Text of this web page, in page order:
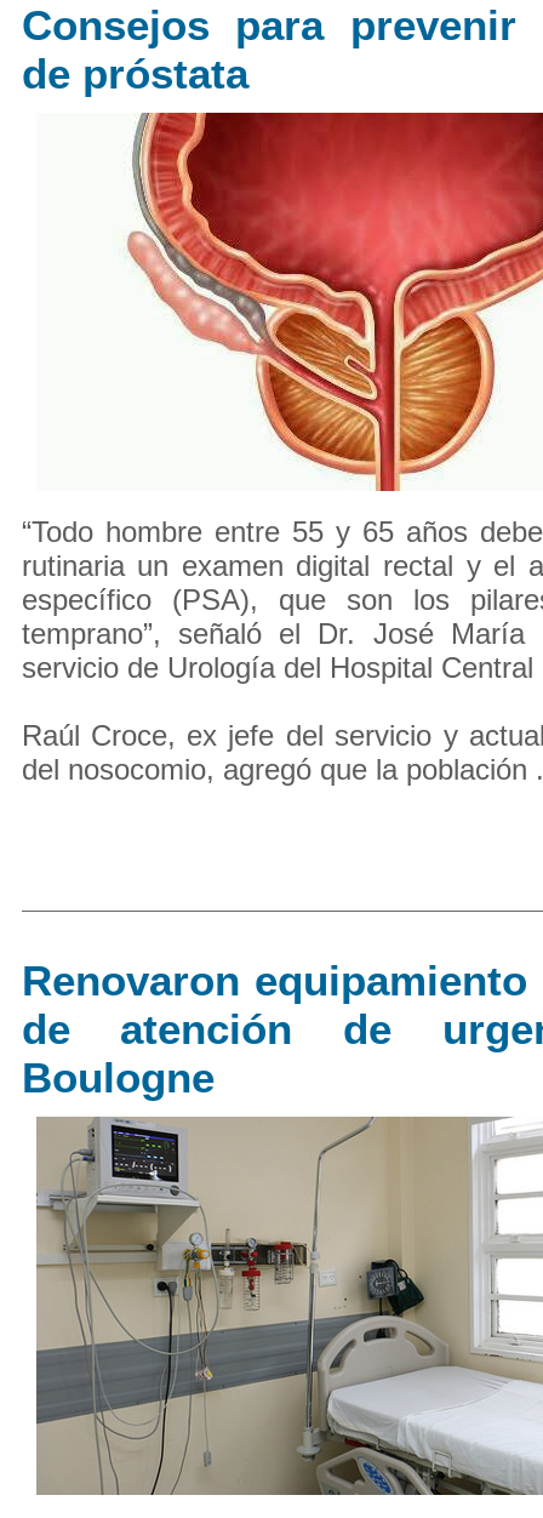
Consejos para prevenir
de próstata
“Todo hombre entre 55 y 65 años
rutinaria un examen digital rectal y el
específico (PSA), que son los
temprano”, señaló el Dr. José María
servicio de Urología del Hospital
Raúl Croce, ex jefe del servicio y
del nosocomio, agregó que la población
Renovaron
de atención de
Boulogne